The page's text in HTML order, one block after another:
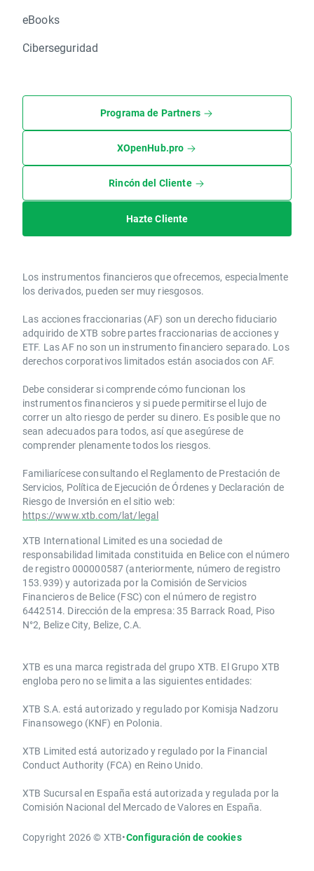
eBooks
Ciberseguridad
Programa de Partners
XOpenHub.pro
Rincón del Cliente
Hazte Cliente
Los instrumentos financieros que ofrecemos, especialmente
los derivados, pueden ser muy riesgosos.
Las acciones fraccionarias (AF) son un derecho fiduciario
adquirido de XTB sobre partes fraccionarias de acciones y
ETF. Las AF no son un instrumento financiero separado. Los
derechos corporativos limitados están asociados con AF.
Debe considerar si comprende cómo funcionan los
instrumentos financieros y si puede permitirse el lujo de
correr un alto riesgo de perder su dinero. Es posible que no
sean adecuados para todos, así que asegúrese de
comprender plenamente todos los riesgos.
Familiarícese consultando el Reglamento de Prestación de
Servicios, Política de Ejecución de Órdenes y Declaración de
Riesgo de Inversión en el sitio web:
https://www.xtb.com/lat/legal
XTB International Limited es una sociedad de
responsabilidad limitada constituida en Belice con el número
de registro 000000587 (anteriormente, número de registro
153.939) y autorizada por la Comisión de Servicios
Financieros de Belice (FSC) con el número de registro
6442514. Dirección de la empresa: 35 Barrack Road, Piso
N°2, Belize City, Belize, C.A.
​​XTB es una marca registrada del grupo XTB. El Grupo XTB
engloba pero no se limita a las siguientes entidades:
XTB S.A.​ está autorizado y regulado por Komisja Nadzoru
Finansowego (KNF) ​en Polonia.
XTB Limited ​está autorizado y regulado por la ​Financial
Conduct Authority ​(FCA) en ​​Reino Unido.
XTB Sucursal en España está autorizada y regulada por la
Comisión Nacional del Mercado de Valores en España.
Copyright 2026 © XTB•Configuración de cookies